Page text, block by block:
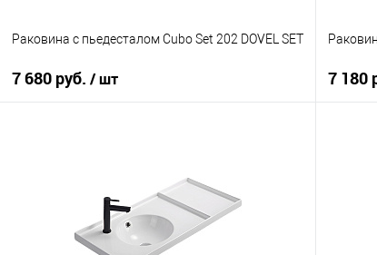
Раковина с пьедесталом Cubo Set 202 DOVEL SET
7 680 руб. / шт
К сравнению
Под заказ
7 180
В